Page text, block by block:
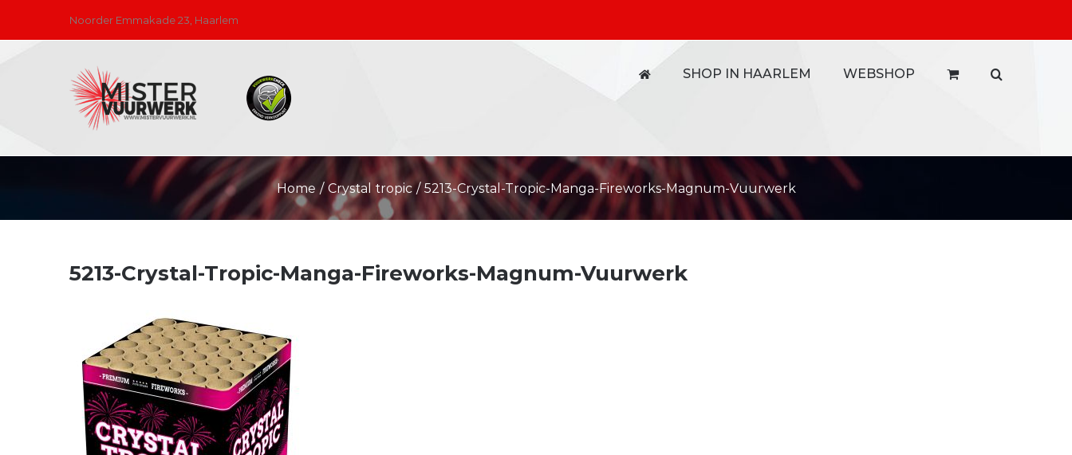
Noorder Emmakade 23, Haarlem
SHOP IN HAARLEM WEBSHOP
Home / Crystal tropic / 5213-Crystal-Tropic-Manga-Fireworks-Magnum-Vuurwerk
5213-Crystal-Tropic-Manga-Fireworks-Magnum-Vuurwerk